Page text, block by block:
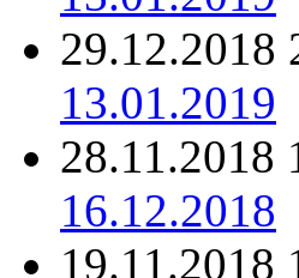
29.12.2018
13.01.2019
28.11.2018
16.12.2018
19.11.2018